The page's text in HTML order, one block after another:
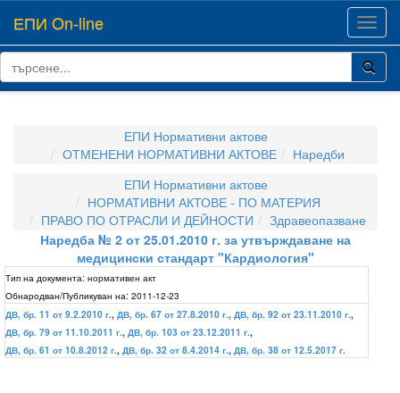
ЕПИ On-line
ЕПИ Нормативни актове
ОТМЕНЕНИ НОРМАТИВНИ АКТОВЕ
Наредби
ЕПИ Нормативни актове
НОРМАТИВНИ АКТОВЕ - ПО МАТЕРИЯ
ПРАВО ПО ОТРАСЛИ И ДЕЙНОСТИ
Здравеопазване
Наредба № 2 от 25.01.2010 г. за утвърждаване на
медицински стандарт "Кардиология"
Тип на документа: нормативен акт
Обнародван/Публикуван на: 2011-12-23
ДВ, бр. 11 от 9.2.2010 г., ДВ, бр. 67 от 27.8.2010 г., ДВ, бр. 92 от 23.11.2010 г.,
ДВ, бр. 79 от 11.10.2011 г., ДВ, бр. 103 от 23.12.2011 г.,
ДВ, бр. 61 от 10.8.2012 г., ДВ, бр. 32 от 8.4.2014 г., ДВ, бр. 38 от 12.5.2017 г.